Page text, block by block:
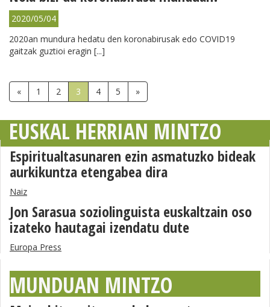
2020/05/04
2020an mundura hedatu den koronabirusak edo COVID19
gaitzak guztioi eragin [...]
« 1 2 3 4 5 »
EUSKAL HERRIAN MINTZO
Espiritualtasunaren ezin asmatuzko bideak
aurkikuntza etengabea dira
Naiz
Jon Sarasua soziolinguista euskaltzain oso
izateko hautagai izendatu dute
Europa Press
MUNDUAN MINTZO